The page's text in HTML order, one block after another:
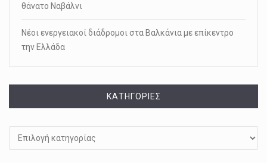
θάνατο Ναβάλνι
Νέοι ενεργειακοί διάδρομοι στα Βαλκάνια με επίκεντρο
την Ελλάδα
KΑΤΗΓΟΡΊΕΣ